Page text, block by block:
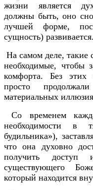
жизни является
должны быть, оно
лучшей форме,
сущность) развивается.
На самом деле, такие
необходимые, чтобы
комфорта. Без этих
просто
материальных
Со временем
необходимости в
будильника»),
что она духовно
получить
существующего
который находится